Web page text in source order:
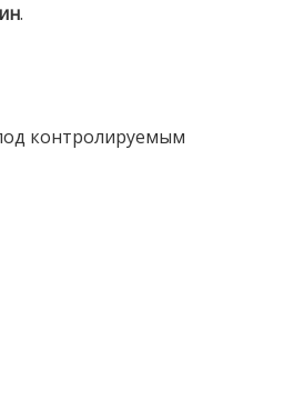
.
контролируемым